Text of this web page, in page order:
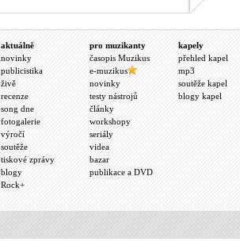
aktuálně
novinky
publicistika
živě
recenze
song dne
fotogalerie
výročí
soutěže
tiskové zprávy
blogy
Rock+
pro muzikanty
časopis Muzikus
e-muzikus
novinky
testy nástrojů
články
workshopy
seriály
videa
bazar
publikace a DVD
kapely
přehled kapel
mp3
soutěže kapel
blogy kapel